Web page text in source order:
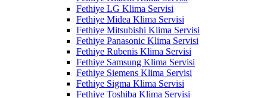
Fethiye LG Klima Servisi
Fethiye Midea Klima Servisi
Fethiye Mitsubishi Klima Servisi
Fethiye Panasonic Klima Servisi
Fethiye Rubenis Klima Servisi
Fethiye Samsung Klima Servisi
Fethiye Siemens Klima Servisi
Fethiye Sigma Klima Servisi
Fethiye Toshiba Klima Servisi